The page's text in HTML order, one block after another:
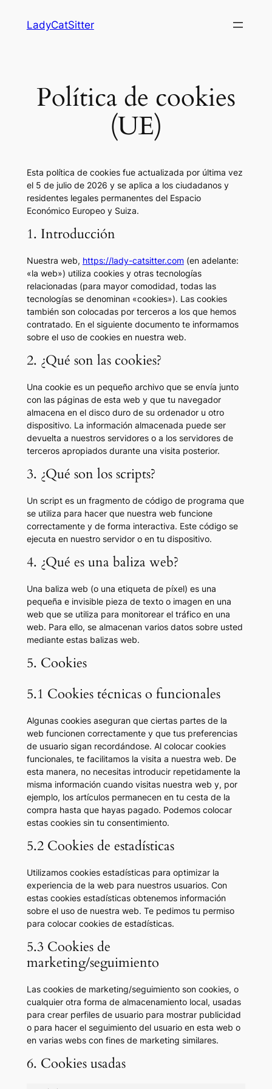
LadyCatSitter
Política de cookies
(UE)
Esta política de cookies fue actualizada por última vez
el 5 de julio de 2026 y se aplica a los ciudadanos y
residentes legales permanentes del Espacio
Económico Europeo y Suiza.
1. Introducción
Nuestra web, https://lady-catsitter.com(en adelante:
«la web») utiliza cookies y otras tecnologías
relacionadas (para mayor comodidad, todas las
tecnologías se denominan «cookies»). Las cookies
también son colocadas por terceros a los que hemos
contratado. En el siguiente documento te informamos
sobre el uso de cookies en nuestra web.
2. ¿Qué son las cookies?
Una cookie es un pequeño archivo que se envía junto
con las páginas de esta web y que tu navegador
almacena en el disco duro de su ordenador u otro
dispositivo. La información almacenada puede ser
devuelta a nuestros servidores o a los servidores de
terceros apropiados durante una visita posterior.
3. ¿Qué son los scripts?
Un script es un fragmento de código de programa que
se utiliza para hacer que nuestra web funcione
correctamente y de forma interactiva. Este código se
ejecuta en nuestro servidor o en tu dispositivo.
4. ¿Qué es una baliza web?
Una baliza web (o una etiqueta de píxel) es una
pequeña e invisible pieza de texto o imagen en una
web que se utiliza para monitorear el tráfico en una
web. Para ello, se almacenan varios datos sobre usted
mediante estas balizas web.
5. Cookies
5.1 Cookies técnicas o funcionales
Algunas cookies aseguran que ciertas partes de la
web funcionen correctamente y que tus preferencias
de usuario sigan recordándose. Al colocar cookies
funcionales, te facilitamos la visita a nuestra web. De
esta manera, no necesitas introducir repetidamente la
misma información cuando visitas nuestra web y, por
ejemplo, los artículos permanecen en tu cesta de la
compra hasta que hayas pagado. Podemos colocar
estas cookies sin tu consentimiento.
5.2 Cookies de estadísticas
Utilizamos cookies estadísticas para optimizar la
experiencia de la web para nuestros usuarios. Con
estas cookies estadísticas obtenemos información
sobre el uso de nuestra web. Te pedimos tu permiso
para colocar cookies de estadísticas.
5.3 Cookies de
marketing/seguimiento
Las cookies de marketing/seguimiento son cookies, o
cualquier otra forma de almacenamiento local, usadas
para crear perfiles de usuario para mostrar publicidad
o para hacer el seguimiento del usuario en esta web o
en varias webs con fines de marketing similares.
6. Cookies usadas